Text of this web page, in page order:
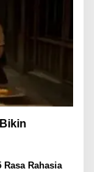
Rahasia